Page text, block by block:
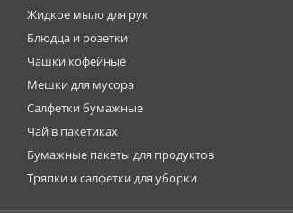
Жидкое мыло для рук
Блюдца и розетки
Чашки кофейные
Мешки для мусора
Салфетки бумажные
Чай в пакетиках
Бумажные пакеты для продуктов
Тряпки и салфетки для уборки